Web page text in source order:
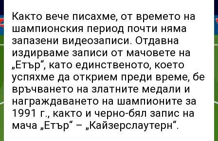
Както вече писахме, от времето на
шампионския период почти няма
запазени видеозаписи. Отдавна
издирваме записи от мачовете на
„Етър“, като единственото, което
успяхме да открием преди време, бе
връчването на златните медали и
награждаването на шампионите за
1991 г., както и черно-бял запис на
мача „Етър“ – „Кайзерслаутерн“.